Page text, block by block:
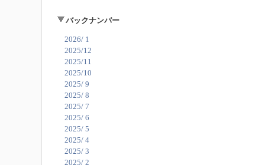
バックナンバー
2026/ 1
2025/12
2025/11
2025/10
2025/ 9
2025/ 8
2025/ 7
2025/ 6
2025/ 5
2025/ 4
2025/ 3
2025/ 2